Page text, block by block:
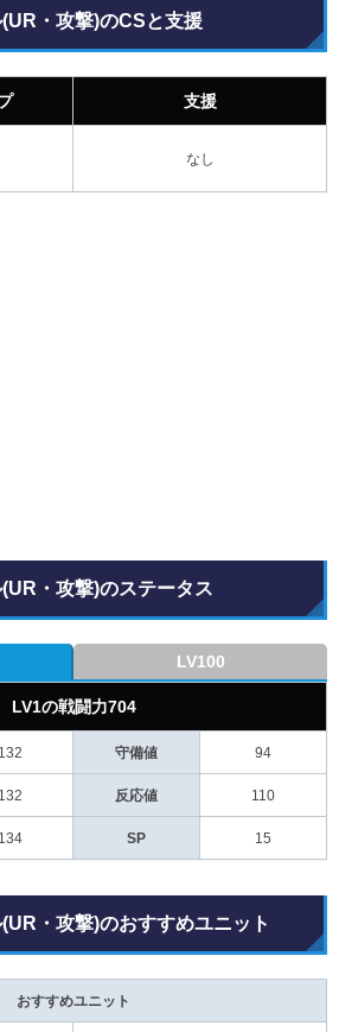
・攻撃)のCSと支援
支援
なし
・攻撃)のステータス
LV100
LV1の戦闘力704
132 守備値 94
132 反応値 110
134 SP 15
・攻撃)のおすすめユニット
おすすめユニット